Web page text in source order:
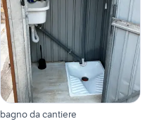
bagno da cantiere